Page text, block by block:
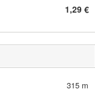
1,29 €
315 m